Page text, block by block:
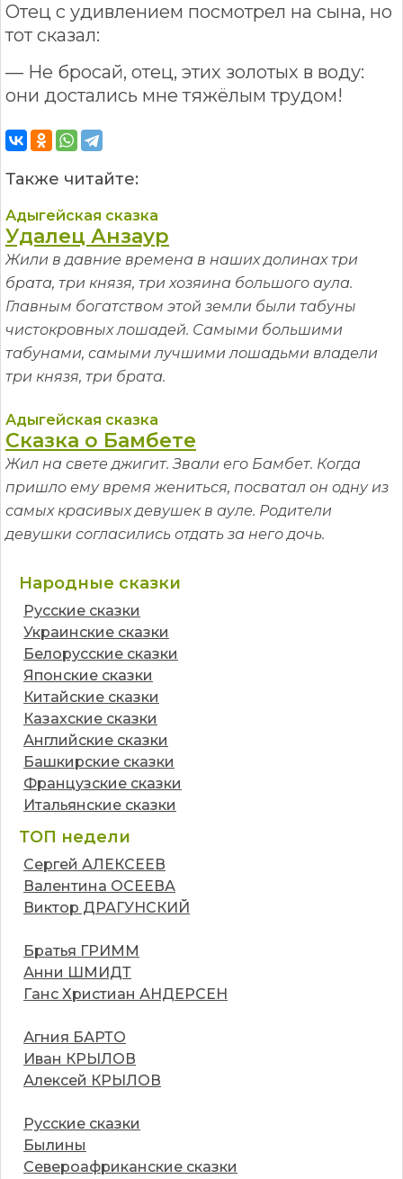
Отец с удивлением посмотрел на сына, но
тот сказал:
— Не бросай, отец, этих золотых в воду:
они достались мне тяжёлым трудом!
Также читайте:
Адыгейская сказка
Удалец Анзаур
Жили в давние времена в наших долинах три
брата, три князя, три хозяина большого аула.
Главным богатством этой земли были табуны
чистокровных лошадей. Самыми большими
табунами, самыми лучшими лошадьми владели
три князя, три брата.
Адыгейская сказка
Сказка о Бамбете
Жил на свете джигит. Звали его Бамбет. Когда
пришло ему время жениться, посватал он одну из
самых красивых девушек в ауле. Родители
девушки согласились отдать за него дочь.
Народные сказки
Русские сказки
Украинские сказки
Белорусские сказки
Японские сказки
Китайские сказки
Казахские сказки
Английские сказки
Башкирские сказки
Французские сказки
Итальянские сказки
ТОП недели
Сергей АЛЕКСЕЕВ
Валентина ОСЕЕВА
Виктор ДРАГУНСКИЙ
Братья ГРИММ
Анни ШМИДТ
Ганс Христиан АНДЕРСЕН
Агния БАРТО
Иван КРЫЛОВ
Алексей КРЫЛОВ
Русские сказки
Былины
Североафриканские сказки